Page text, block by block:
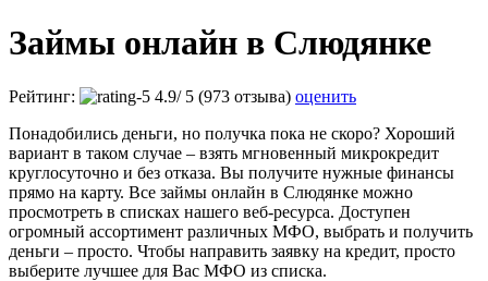
Займы онлайн в Слюдянке
Рейтинг: 4.9/ 5 (973 отзыва) оценить
Понадобились деньги, но получка пока не скоро? Хороший
вариант в таком случае – взять мгновенный микрокредит
круглосуточно и без отказа. Вы получите нужные финансы
прямо на карту. Все займы онлайн в Слюдянке можно
просмотреть в списках нашего веб-ресурса. Доступен
огромный ассортимент различных МФО, выбрать и получить
деньги – просто. Чтобы направить заявку на кредит, просто
выберите лучшее для Вас МФО из списка.